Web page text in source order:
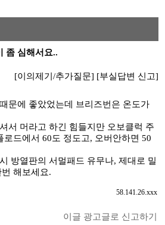
좀 심해서요..
[이의제기/추가질문] [부실답변 신고]
문에 좋았었는데 브리즈번은 온도가
서 머라고 하긴 힘들지만 오보클럭 주
로드에서 60도 정도고, 오버안하면 50
방열판의 서멀패드 유무나, 제대로 밀
해보세요.
58.141.26.xxx
이글 광고글로 신고하기